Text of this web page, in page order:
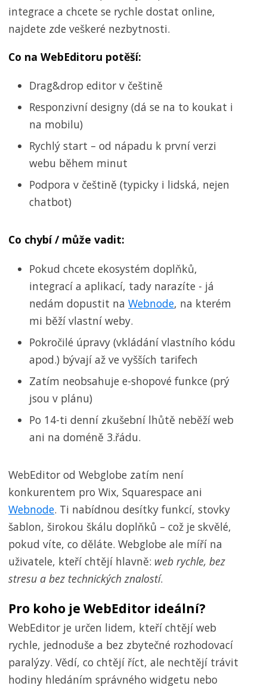
integrace a chcete se rychle dostat online,
najdete zde veškeré nezbytnosti.
Co na WebEditoru potěší:
Drag&drop editor v češtině
Responzivní designy (dá se na to koukat i
na mobilu)
Rychlý start – od nápadu k první verzi
webu během minut
Podpora v češtině (typicky i lidská, nejen
chatbot)
Co chybí / může vadit:
Pokud chcete ekosystém doplňků,
integrací a aplikací, tady narazíte - já
nedám dopustit naWebnode, na kterém
mi běží vlastní weby.
Pokročilé úpravy (vkládání vlastního kódu
apod.) bývají až ve vyšších tarifech
Zatím neobsahuje e-shopové funkce (prý
jsou v plánu)
Po 14-ti denní zkušební lhůtě neběží web
ani na doméně 3.řádu.
WebEditor od Webglobe zatím není
konkurentem pro Wix, Squarespace ani
Webnode. Ti nabídnou desítky funkcí, stovky
šablon, širokou škálu doplňků – což je skvělé,
pokud víte, co děláte. Webglobe ale míří na
uživatele, kteří chtějí hlavně: web rychle, bez
stresu a bez technických znalostí.
Pro koho je WebEditor ideální?
WebEditor je určen lidem, kteří chtějí web
rychle, jednoduše a bez zbytečné rozhodovací
paralýzy. Vědí, co chtějí říct, ale nechtějí trávit
hodiny hledáním správného widgetu nebo